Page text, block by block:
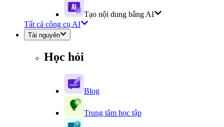
Tạo nội dung bằng AI
Tất cả công cụ AI
Tài nguyên
Học hỏi
Blog
Trung tâm học tập